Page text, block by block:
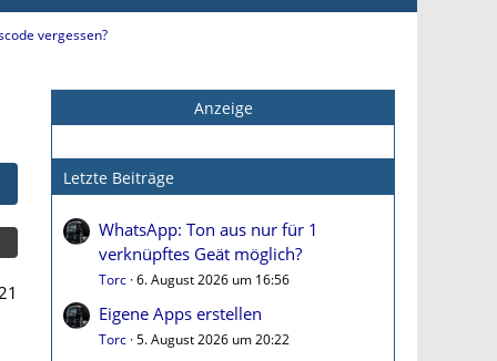
vergessen?
Anzeige
Letzte Beiträge
WhatsApp: Ton aus nur für 1
verknüpftes Geät möglich?
Torc 6. August 2026 um 16:56
Eigene Apps erstellen
Torc 5. August 2026 um 20:22